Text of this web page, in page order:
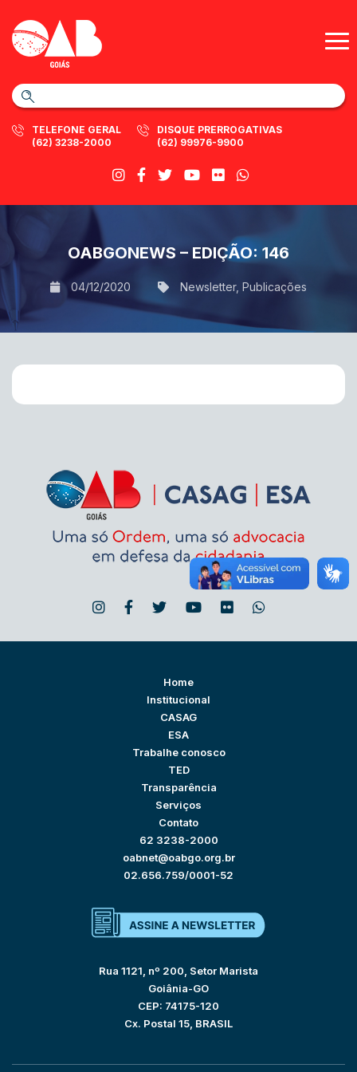
TELEFONE GERAL
(62) 3238-2000
DISQUE PRERROGATIVAS
(62) 99976-9900
OABGONEWS – EDIÇÃO: 146
04/12/2020 Newsletter, Publicações
Home
Institucional
CASAG
ESA
Trabalhe conosco
TED
Transparência
Serviços
Contato
62 3238-2000
oabnet@oabgo.org.br
02.656.759/0001-52
Rua 1121, nº 200, Setor Marista
Goiânia-GO
CEP: 74175-120
Cx. Postal 15, BRASIL